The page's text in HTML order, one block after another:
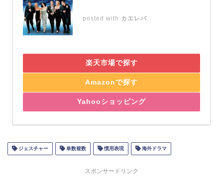
posted with カエレバ
楽天市場で探す
Amazonで探す
Yahooショッピング
ジェスチャー 単数複数 慣用表現 海外ドラマ
スポンサードリンク